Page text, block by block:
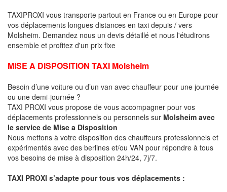
TAXIPROXI vous transporte partout en France ou en Europe pour
vos déplacements longues distances en taxi depuis / vers
Molsheim. Demandez nous un devis détaillé et nous l'étudirons
ensemble et profitez d'un prix fixe
MISE A DISPOSITION TAXI Molsheim
Besoin d’une voiture ou d’un van avec chauffeur pour une journée
ou une demi-journée ?
TAXI PROXI vous propose de vous accompagner pour vos
déplacements professionnels ou personnels sur Molsheim avec
le service de Mise a Disposition
Nous mettons à votre disposition des chauffeurs professionnels et
expérimentés avec des berlines et/ou VAN pour répondre à tous
vos besoins de mise à disposition 24h/24, 7j/7.
TAXI PROXI s’adapte pour tous vos déplacements :